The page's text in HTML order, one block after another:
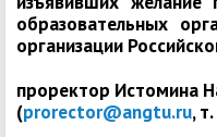
образовательных
организации
проректор Истомина
(prorector@angtu.ru,